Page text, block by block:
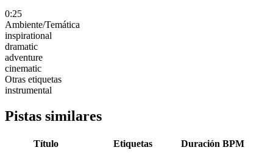
0:25
Ambiente/Temática
inspirational
dramatic
adventure
cinematic
Otras etiquetas
instrumental
Pistas similares
Título Etiquetas Duración BPM